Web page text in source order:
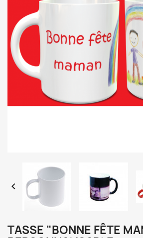

TASSE "BONNE FÊTE